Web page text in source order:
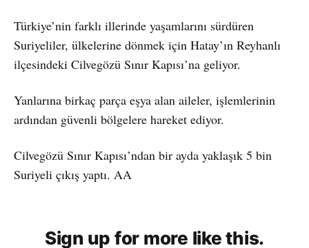
Türkiye’nin farklı illerinde yaşamlarını sürdüren
Suriyeliler, ülkelerine dönmek için Hatay’ın Reyhanlı
ilçesindeki Cilvegözü Sınır Kapısı’na geliyor.
Yanlarına birkaç parça eşya alan aileler, işlemlerinin
ardından güvenli bölgelere hareket ediyor.
Cilvegözü Sınır Kapısı’ndan bir ayda yaklaşık 5 bin
Suriyeli çıkış yaptı. AA
Sign up for more like this.